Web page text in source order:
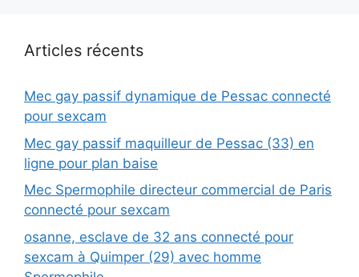
Articles récents
Mec gay passif dynamique de Pessac connecté
pour sexcam
Mec gay passif maquilleur de Pessac (33) en
ligne pour plan baise
Mec Spermophile directeur commercial de Paris
connecté pour sexcam
osanne, esclave de 32 ans connecté pour
sexcam à Quimper (29) avec homme